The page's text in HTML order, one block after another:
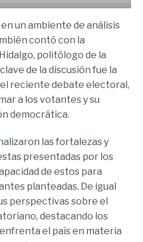
un ambiente de análisis
contó con la
politólogo de la
de la discusión fue la
reciente debate electoral,
a los votantes y su
democrática.
las fortalezas y
presentadas por los
de estos para
planteadas. De igual
perspectivas sobre el
destacando los
el país en materia